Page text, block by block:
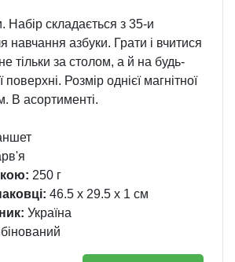
Набір складається з 35-и
навчання азбуки. Грати і вчитися
тільки за столом, а й на будь-
Розмір однієї магнітної
В асортименті.
250 г
46.5 x 29.5 x 1 см
Україна